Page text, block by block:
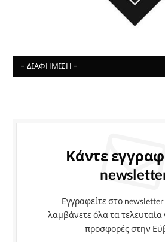
- ΔΙΑΦΉΜΙΣΗ -
Κάντε
Εγγραφείτε στο
λαμβάνετε όλα τα τελευταία
προσφορές στην